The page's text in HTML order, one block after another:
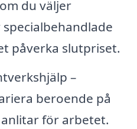
du väljer
påverka slutpriset.
–
beroende på
för arbetet.